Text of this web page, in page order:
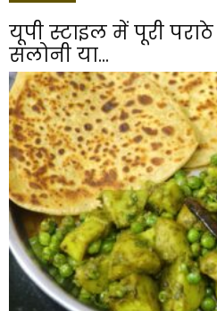
यूपी स्टाइल में पूरी
सलोनी या...